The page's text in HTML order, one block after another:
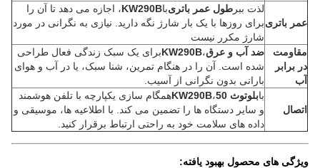
عمر باتری
لذت ببر طول عمر باتریباKW290B، اجازه می دهد تا آن را
برای روزها با یک بار شارژ نگه دارید. نیازی به نگرانی در مورد
شارژ مکرر نیست
مقاومت
در برابر
آب
ضد آب و عرق،KW290Bبرای یک سبک زندگی فعال طراحی
شده است. آن را در هنگام تمرین، شنا سبک، یا در آب و هوای
بارانی بدون نگرانی از آسیب.
اتصال
بابلوتوث 50 ،KW290Bهمگام سازی یکپارچه با تلفن هوشمند
و سایر دستگاه ها را تضمین می کند. با اطلاعیه ها، موسیقی و
داده های سلامت خود به راحتی ارتباط برقرار کنید.
ویژگی های محصول بهبود یافته: